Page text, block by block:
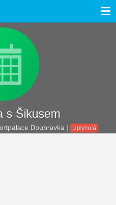
≡
s Šikusem
Doubravka | Uplynulá